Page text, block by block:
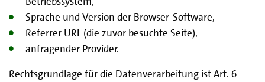
Sprache und Version der Browser-Software,
Referrer URL (die zuvor besuchte Seite),
anfragender Provider.
Rechtsgrundlage für die Datenverarbeitung ist Art. 6